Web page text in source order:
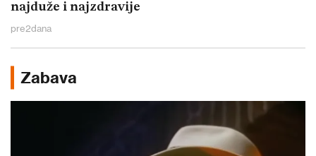
najduže i najzdravije
pre2dana
Zabava